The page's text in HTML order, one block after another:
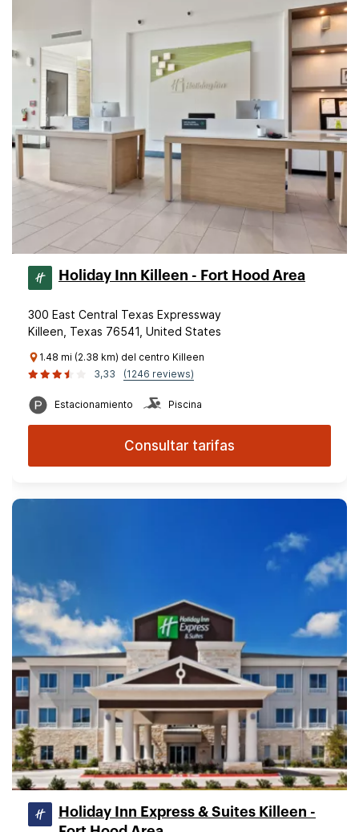
Holiday Inn Killeen - Fort Hood Area
300 East Central Texas Expressway
Killeen, Texas 76541, United States
1.48 mi (2.38 km) del centro Killeen
3,33
(1246 reviews)
Estacionamiento Piscina
Consultar tarifas
Holiday Inn Express & Suites Killeen -